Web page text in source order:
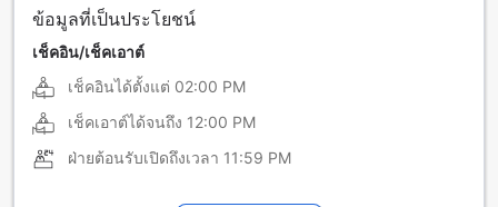
ข้อมูลที่เป็นประโยชน์
เช็คอิน/เช็คเอาต์
เช็คอินได้ตั้งแต่ 02:00 PM
เช็คเอาต์ได้จนถึง 12:00 PM
ฝ่ายต้อนรับเปิดถึงเวลา 11:59 PM